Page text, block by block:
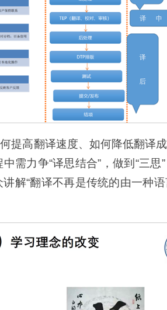
提高翻译速度、如何降低翻译
需力争“译思结合”，做到“三
解“翻译不再是传统的由一种